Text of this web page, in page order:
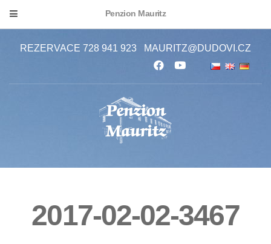
Penzion Mauritz
REZERVACE 728 941 923 MAURITZ@DUDOVI.CZ
2017-02-02-3467